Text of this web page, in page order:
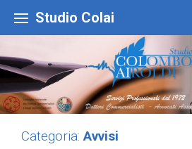
content
Studio Colai
Categoria:Avvisi